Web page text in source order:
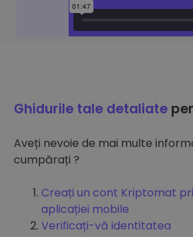
Ghidurile tale detaliate
Aveți nevoie de mai multe
cumpărați ?
Creați un cont Kriptomat
aplicației mobile
Verificați-vă identitatea